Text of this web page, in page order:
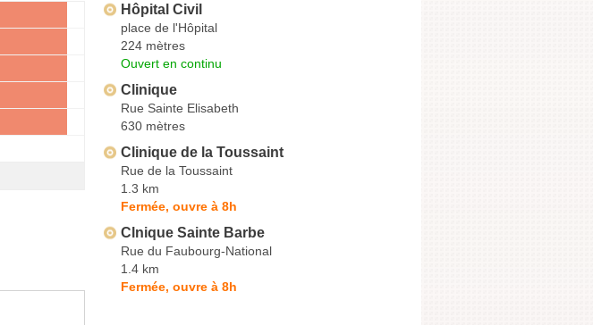
Hôpital Civil
place de l'Hôpital
224 mètres
Ouvert en continu
Clinique
Rue Sainte Elisabeth
630 mètres
Clinique de la Toussaint
Rue de la Toussaint
1.3 km
Fermée, ouvre à 8h
Clnique Sainte Barbe
Rue du Faubourg-National
1.4 km
Fermée, ouvre à 8h